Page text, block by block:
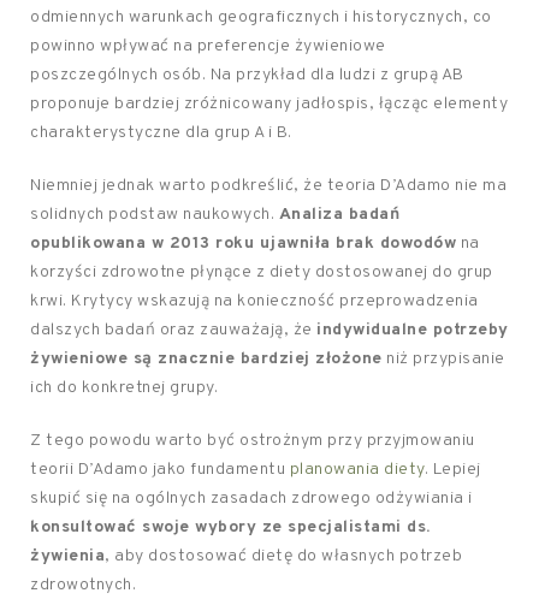
odmiennych warunkach geograficznych i historycznych, co
powinno wpływać na preferencje żywieniowe
poszczególnych osób. Na przykład dla ludzi z grupą AB
proponuje bardziej zróżnicowany jadłospis, łącząc elementy
charakterystyczne dla grup A i B.
Niemniej jednak warto podkreślić, że teoria D’Adamo nie ma
solidnych podstaw naukowych. Analiza badań
opublikowana w 2013 roku ujawniła brak dowodów na
korzyści zdrowotne płynące z diety dostosowanej do grup
krwi. Krytycy wskazują na konieczność przeprowadzenia
dalszych badań oraz zauważają, że indywidualne potrzeby
żywieniowe są znacznie bardziej złożone niż przypisanie
ich do konkretnej grupy.
Z tego powodu warto być ostrożnym przy przyjmowaniu
teorii D’Adamo jako fundamentu planowania diety. Lepiej
skupić się na ogólnych zasadach zdrowego odżywiania i
konsultować swoje wybory ze specjalistami ds.
żywienia, aby dostosować dietę do własnych potrzeb
zdrowotnych.